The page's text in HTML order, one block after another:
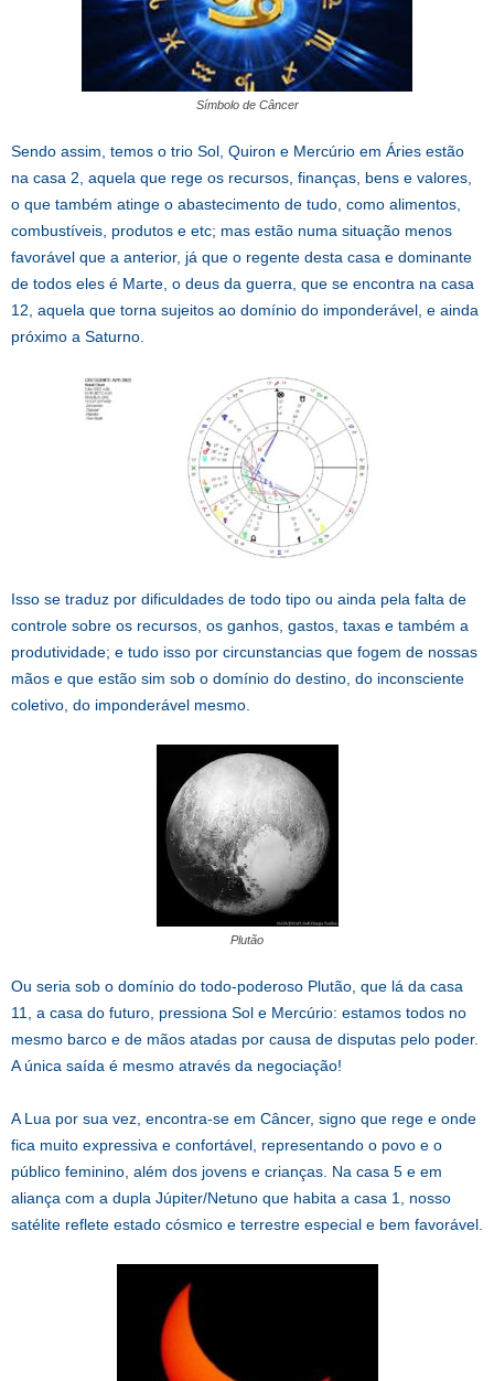
Símbolo de Câncer
Sendo assim, temos o trio Sol, Quiron e Mercúrio em Áries estão
na casa 2, aquela que rege os recursos, finanças, bens e valores,
o que também atinge o abastecimento de tudo, como alimentos,
combustíveis, produtos e etc; mas estão numa situação menos
favorável que a anterior, já que o regente desta casa e dominante
de todos eles é Marte, o deus da guerra, que se encontra na casa
12, aquela que torna sujeitos ao domínio do imponderável, e ainda
próximo a Saturno.
Isso se traduz por dificuldades de todo tipo ou ainda pela falta de
controle sobre os recursos, os ganhos, gastos, taxas e também a
produtividade; e tudo isso por circunstancias que fogem de nossas
mãos e que estão sim sob o domínio do destino, do inconsciente
coletivo, do imponderável mesmo.
Plutão
Ou seria sob o domínio do todo-poderoso Plutão, que lá da casa
11, a casa do futuro, pressiona Sol e Mercúrio: estamos todos no
mesmo barco e de mãos atadas por causa de disputas pelo poder.
A única saída é mesmo através da negociação!
A Lua por sua vez, encontra-se em Câncer, signo que rege e onde
fica muito expressiva e confortável, representando o povo e o
público feminino, além dos jovens e crianças. Na casa 5 e em
aliança com a dupla Júpiter/Netuno que habita a casa 1, nosso
satélite reflete estado cósmico e terrestre especial e bem favorável.